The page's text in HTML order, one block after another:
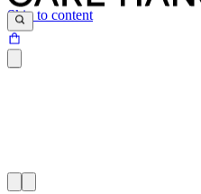
Skip to content